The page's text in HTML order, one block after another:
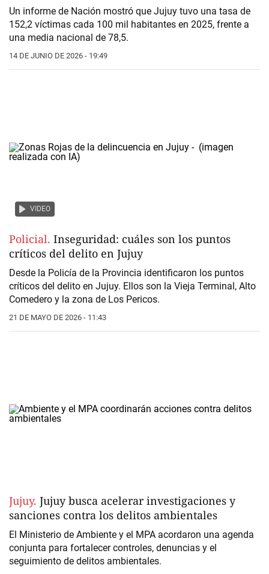
Un informe de Nación mostró que Jujuy tuvo una tasa de
152,2 víctimas cada 100 mil habitantes en 2025, frente a
una media nacional de 78,5.
14 DE JUNIO DE 2026 - 19:49
VIDEO
Policial. Inseguridad: cuáles son los puntos
críticos del delito en Jujuy
Desde la Policía de la Provincia identificaron los puntos
críticos del delito en Jujuy. Ellos son la Vieja Terminal, Alto
Comedero y la zona de Los Pericos.
21 DE MAYO DE 2026 - 11:43
Jujuy. Jujuy busca acelerar investigaciones y
sanciones contra los delitos ambientales
El Ministerio de Ambiente y el MPA acordaron una agenda
conjunta para fortalecer controles, denuncias y el
seguimiento de delitos ambientales.